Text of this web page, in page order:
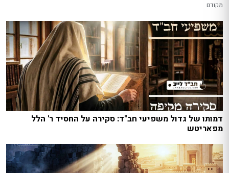
מקודם
דמותו של גדול משפיעי חב"ד: סקירה על החסיד ר' הלל
מפאריטש